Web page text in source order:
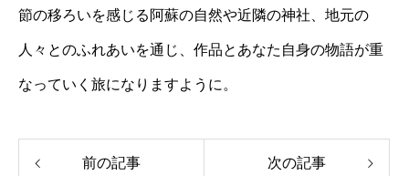
節の移ろいを感じる阿蘇の自然や近隣の神社、地元の
人々とのふれあいを通じ、作品とあなた自身の物語が重
なっていく旅になりますように。
前の記事 次の記事